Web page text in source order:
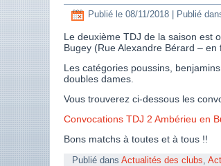
Publié le 08/11/2018 Publié
Le deuxième TDJ de la saison est
Bugey (Rue Alexandre Bérard – en
Les catégories poussins,
doubles dames.
Vous trouverez ci-dessous les
Convocations TDJ 2 Ambérieu en
Bons matchs à toutes et à tous !!
Publié dans Actualités des clubs,